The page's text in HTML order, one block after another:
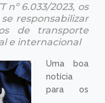
nº 6.033/2023, os
responsabilizar
de transporte
e internacional
Uma boa
notícia
para os